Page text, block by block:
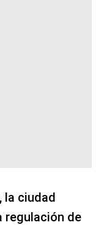
la ciudad
regulación de